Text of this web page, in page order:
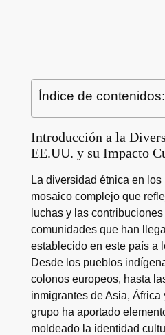
Índice de contenidos:
Introducción a la
EE.UU. y su Impacto
La diversidad étnica en
mosaico complejo que
luchas y las
comunidades que han
establecido en este país a
Desde los pueblos
colonos europeos, hasta
inmigrantes de Asia, África
grupo ha aportado
moldeado la identidad